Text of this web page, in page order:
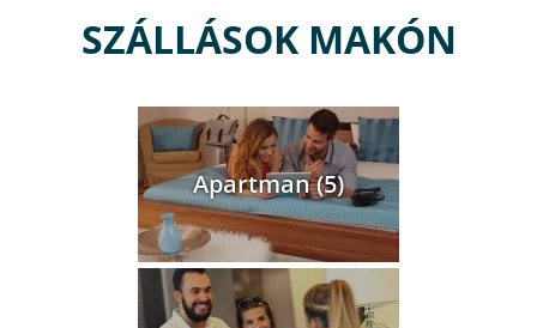
SZÁLLÁSOK MAKÓN
Apartman (5)